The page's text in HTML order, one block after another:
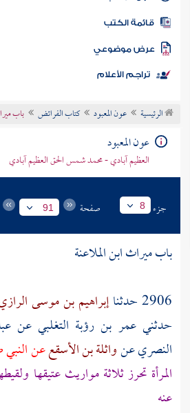
المكتبة
الكتب
موضوعي
تراجم الأعلام
الرئيسية عون المعبود كتاب الفرائض باب
عون المعبود
العظيم آبادي - محمد شمس الحق العظيم آبادي
جزء 8 صفحة 91
باب ميراث ابن الملاعنة
2906 حدثنا
إبراهيم بن موسى
حدثنيعمر بن رؤبة التغلبي عن
النصريعنواثلة بن الأسقععن النبي
المرأة تحرز ثلاثة مواريث عتيقها
عنه